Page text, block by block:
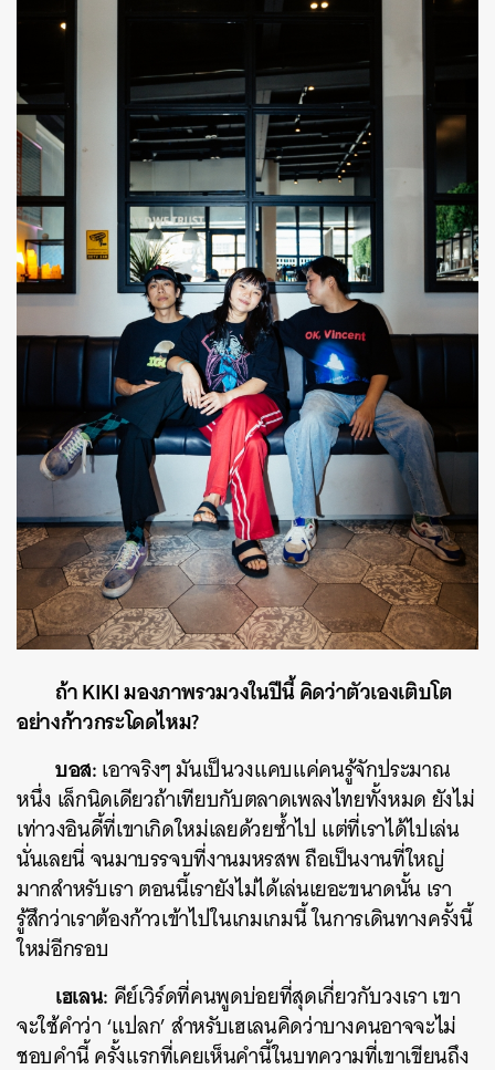
ถ้า KIKI มองภาพรวมวงในปีนี้ คิดว่าตัวเองเติบโต
อย่างก้าวกระโดดไหม?
บอส:เอาจริงๆ มันเป็นวงแคบแค่คนรู้จักประมาณ
หนึ่ง เล็กนิดเดียวถ้าเทียบกับตลาดเพลงไทยทั้งหมด ยังไม่
เท่าวงอินดี้ที่เขาเกิดใหม่เลยด้วยซ้ำไป แต่ที่เราได้ไปเล่น
นั่นเลยนี่ จนมาบรรจบที่งานมหรสพ ถือเป็นงานที่ใหญ่
มากสำหรับเรา ตอนนี้เรายังไม่ได้เล่นเยอะขนาดนั้น เรา
รู้สึกว่าเราต้องก้าวเข้าไปในเกมเกมนี้ ในการเดินทางครั้งนี้
ใหม่อีกรอบ
เฮเลน: คีย์เวิร์ดที่คนพูดบ่อยที่สุดเกี่ยวกับวงเรา เขา
จะใช้คำว่า ‘แปลก’ สำหรับเฮเลนคิดว่าบางคนอาจจะไม่
ชอบคำนี้ ครั้งแรกที่เคยเห็นคำนี้ในบทความที่เขาเขียนถึง